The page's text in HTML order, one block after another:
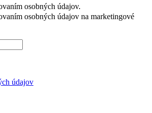
osobných údajov.
osobných údajov na marketingové
údajov